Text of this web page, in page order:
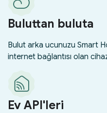
Buluttan buluta
Bulut arka ucunuzu Smart
internet bağlantısı olan
Ev API'leri